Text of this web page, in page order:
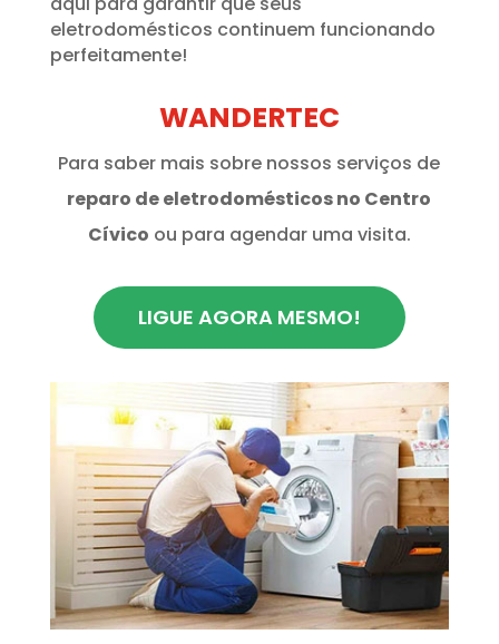
eletrodomésticos continuem funcionando
perfeitamente!
WANDERTEC
Para saber mais sobre nossos serviços de
reparo de eletrodomésticos no Centro
Cívico ou para agendar uma visita.
LIGUE AGORA MESMO!